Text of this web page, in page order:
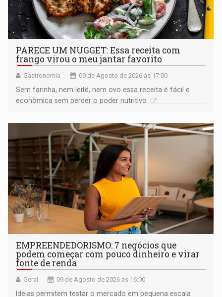
PARECE UM NUGGET: Essa receita com
frango virou o meu jantar favorito
Gastronomia 09 de Agosto de 2026 às 17:00
Sem farinha, nem leite, nem ovo essa receita é fácil e
econômica sem perder o poder nutritivo
EMPREENDEDORISMO: 7 negócios que
podem começar com pouco dinheiro e virar
fonte de renda
Geral 09 de Agosto de 2026 às 16:00
Ideias permitem testar o mercado em pequena escala